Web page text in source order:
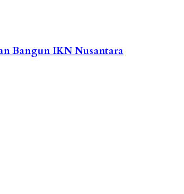
Bangun IKN Nusantara